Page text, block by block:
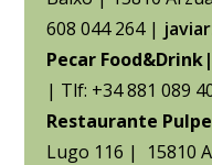
608 044 264 |
Pecar Food&Drink|
| Tlf: +34 881 089
Restaurante
Lugo 116 | 15810